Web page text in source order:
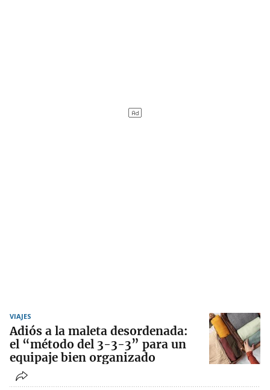
VIAJES
Adiós a la maleta desordenada:
el “método del 3-3-3” para un
equipaje bien organizado